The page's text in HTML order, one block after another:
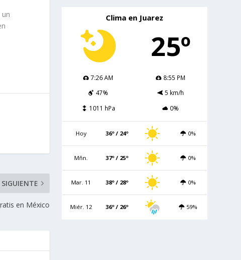
SIGUIENTE
en México
Clima en Juarez
25º
7:26 AM
8:55 PM
47%
5 km/h
1011 hPa
0%
Hoy 36º / 24º 0%
Mñn. 37º / 25º 0%
Mar. 11 38º / 28º 0%
Miér. 12 36º / 26º 59%